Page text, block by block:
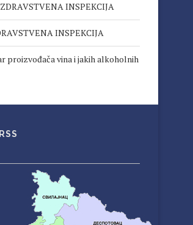
ZDRAVSTVENA INSPEKCIJA
INSPEKCIJA
proizvođača vina i jakih alkoholnih
RSS